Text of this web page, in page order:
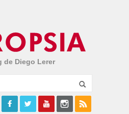
de Diego Lerer